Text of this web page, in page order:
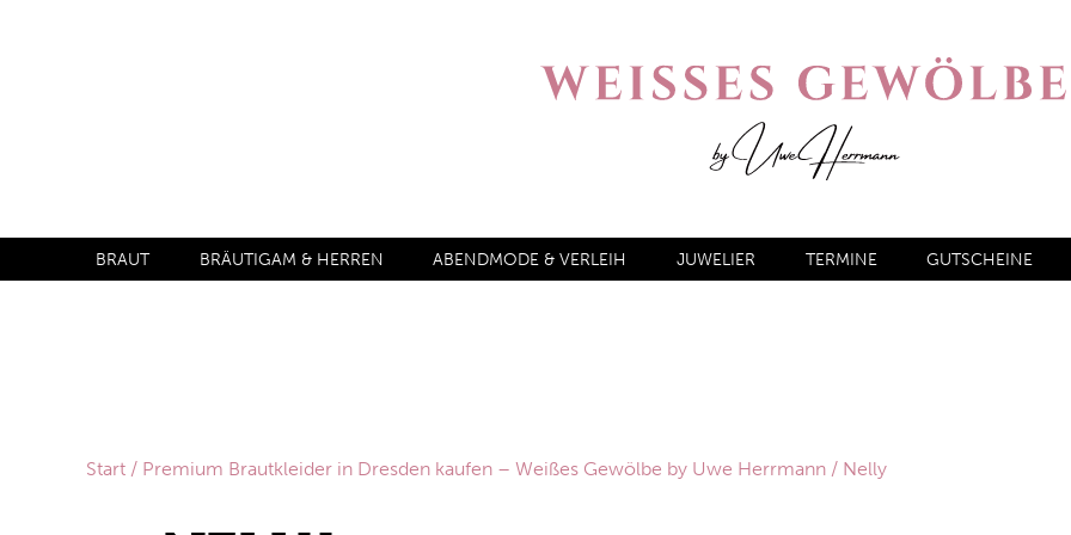
BRAUT BRÄUTIGAM & HERREN ABENDMODE & VERLEIH JUWELIER TERMINE GUTSCHEINE
Start / Premium Brautkleider in Dresden kaufen – Weißes Gewölbe by Uwe Herrmann / Nelly